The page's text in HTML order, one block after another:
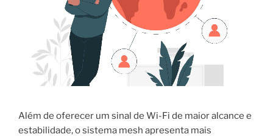
Além de oferecer um sinal de Wi-Fi de maior alcance e
estabilidade, o sistema mesh apresenta mais